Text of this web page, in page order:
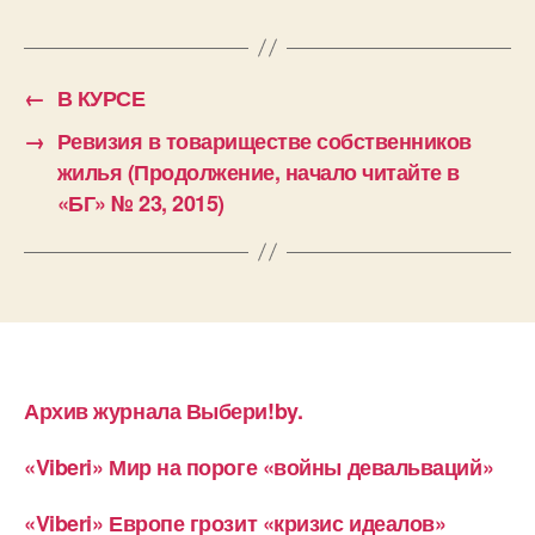
← В КУРСЕ
→ Ревизия в товариществе собственников
жилья (Продолжение, начало читайте в
«БГ» № 23, 2015)
Архив журнала Выбери!by.
«Viberi» Мир на пороге «войны девальваций»
«Viberi» Европе грозит «кризис идеалов»